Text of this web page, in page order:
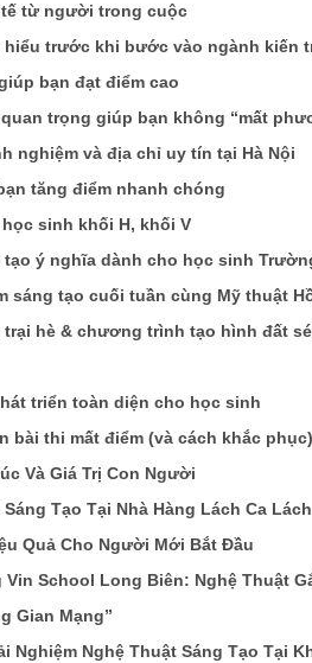
từ người trong cuộc
hiểu trước khi bước vào ngành kiến
bạn đạt điểm cao
trọng giúp bạn không “mất
nghiệm và địa chỉ uy tín tại Hà Nội
tăng điểm nhanh chóng
sinh khối H, khối V
ý nghĩa dành cho học sinh
sáng tạo cuối tuần cùng Mỹ thuật
hè & chương trình tạo hình đất
triển toàn diện cho học sinh
bài thi mất điểm (và cách khắc phục)
Và Giá Trị Con Người
Tạo Tại Nhà Hàng Lách Ca
Quả Cho Người Mới Bắt Đầu
School Long Biên: Nghệ Thuật
Gian Mạng”
Nghiệm Nghệ Thuật Sáng Tạo Tại